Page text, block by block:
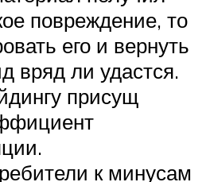
повреждение, то
его и вернуть
вряд ли удастся.
присущ
к минусам